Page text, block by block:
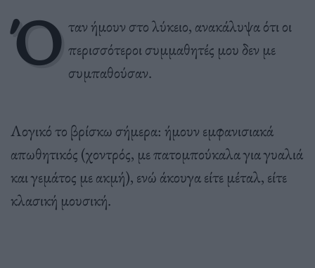
Ό ταν ήμουν στο λύκειο, ανακάλυψα ότι οι
περισσότεροι συμμαθητές μου δεν με
συμπαθούσαν.
Λογικό το βρίσκω σήμερα: ήμουν εμφανισιακά
απωθητικός (χοντρός, με πατομπούκαλα για γυαλιά
και γεμάτος με ακμή), ενώ άκουγα είτε μέταλ, είτε
κλασική μουσική.